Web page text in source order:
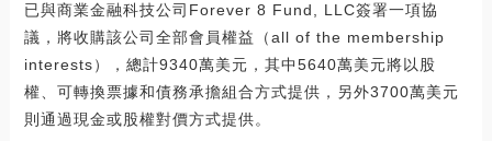
已與商業金融科技公司Forever 8 Fund, LLC簽署一項協
議，將收購該公司全部會員權益（all of the membership
interests），總計9340萬美元，其中5640萬美元將以股
權、可轉換票據和債務承擔組合方式提供，另外3700萬美元
則通過現金或股權對價方式提供。